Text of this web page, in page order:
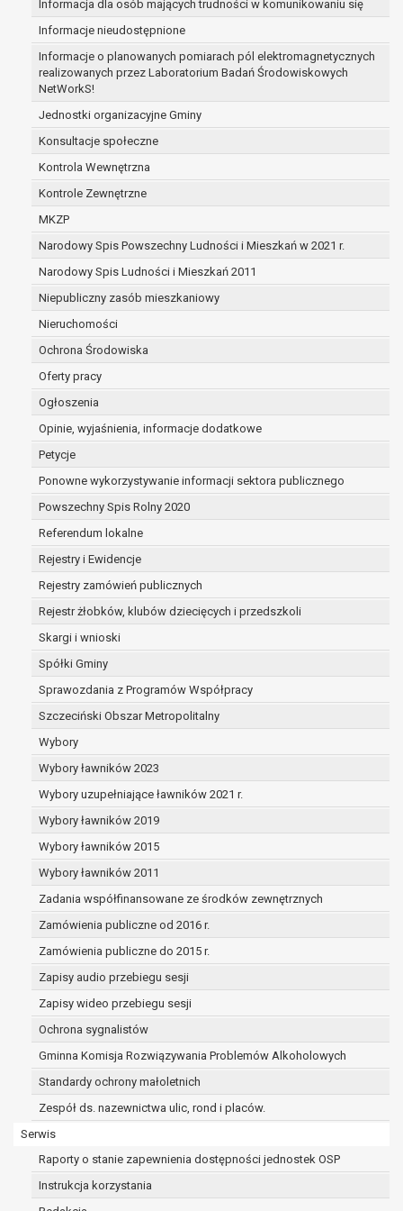
Informacja dla osób mających trudności w komunikowaniu się
Informacje nieudostępnione
Informacje o planowanych pomiarach pól elektromagnetycznych
realizowanych przez Laboratorium Badań Środowiskowych
NetWorkS!
Jednostki organizacyjne Gminy
Konsultacje społeczne
Kontrola Wewnętrzna
Kontrole Zewnętrzne
MKZP
Narodowy Spis Powszechny Ludności i Mieszkań w 2021 r.
Narodowy Spis Ludności i Mieszkań 2011
Niepubliczny zasób mieszkaniowy
Nieruchomości
Ochrona Środowiska
Oferty pracy
Ogłoszenia
Opinie, wyjaśnienia, informacje dodatkowe
Petycje
Ponowne wykorzystywanie informacji sektora publicznego
Powszechny Spis Rolny 2020
Referendum lokalne
Rejestry i Ewidencje
Rejestry zamówień publicznych
Rejestr żłobków, klubów dziecięcych i przedszkoli
Skargi i wnioski
Spółki Gminy
Sprawozdania z Programów Współpracy
Szczeciński Obszar Metropolitalny
Wybory
Wybory ławników 2023
Wybory uzupełniające ławników 2021 r.
Wybory ławników 2019
Wybory ławników 2015
Wybory ławników 2011
Zadania współfinansowane ze środków zewnętrznych
Zamówienia publiczne od 2016 r.
Zamówienia publiczne do 2015 r.
Zapisy audio przebiegu sesji
Zapisy wideo przebiegu sesji
Ochrona sygnalistów
Gminna Komisja Rozwiązywania Problemów Alkoholowych
Standardy ochrony małoletnich
Zespół ds. nazewnictwa ulic, rond i placów.
Serwis
Raporty o stanie zapewnienia dostępności jednostek OSP
Instrukcja korzystania
danych osobowych przysługuje Pani/Panu:
prawo dostępu do treści danych oraz otrzymywania
ich kopii na podstawie art. 15 RODO;
prawo do żądania sprostowania danych na
w przypadku gdy:
prawo do żądania usunięcia danych osobowych
(tzw. prawo do bycia zapomnianym) na podstawie
art. 17 RODO, w przypadku gdy:
których były zebrane lub w inny sposób
przetwarzane,
osoba, której dane dotyczą, wniosła sprzeciw
wobec przetwarzania danych osobowych,
osoba, której dane dotyczą wycofała zgodę
na przetwarzanie danych osobowych, która
jest podstawą przetwarzania danych i nie ma
danych,
dane osobowe przetwarzane są niezgodnie z
prawem,
wywiązania się z obowiązku wynikającego z
przepisów prawa;
prawo do żądania ograniczenia przetwarzania
danych osobowych na podstawie art. 18 RODO, w
przypadku gdy:
osoba, której dane dotyczą kwestionuje
prawidłowość danych osobowych – na okres
pozwalający administratorowi sprawdzić
przetwarzanie danych jest niezgodne z
sprzeciwia się usunięciu danych, żądając w
zamian ich ograniczenia,
administrator nie potrzebuje już danych dla
potrzebuje ich do ustalenia, obrony lub
dochodzenia roszczeń,
osoba, której dane dotyczą, wniosła sprzeciw
wobec przetwarzania danych - do czasu
ustalenia czy prawnie uzasadnione podstawy
po stronie administratora są nadrzędne
wobec podstawy sprzeciwu;
prawo do przenoszenia danych na podstawie art.
20 RODO, w przypadku gdy łącznie spełnione są
następujące przesłanki:
przetwarzanie danych odbywa się na
podstawie umowy zawartej z osobą, której
dane dotyczą lub na podstawie zgody
wyrażonej przez tą osobę,
przetwarzanie odbywa się w sposób
zautomatyzowany;
prawo sprzeciwu wobec przetwarzania danych na
podstawie art. 21 RODO, wobec przetwarzania
zadania realizowanego w interesie
publicznym lub w ramach sprawowania